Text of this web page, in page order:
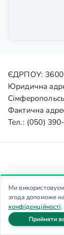
Головна
ЄДРПОУ:
Юридична
Фактична
Тел.: (050)
Увага:
Інформація
Ми
згода допоможе
конфіденційності.
Прийняти